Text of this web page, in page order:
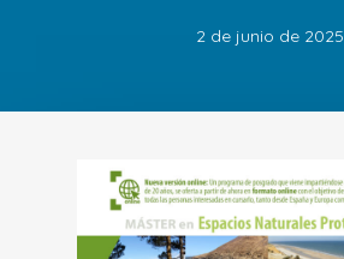
2 de junio de 2025